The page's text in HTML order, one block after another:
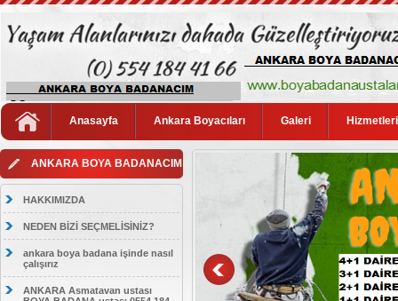
Anasayfa Ankara Boyacıları Galeri
ANKARA BOYA BADANACIM
HAKKIMIZDA
NEDEN BİZİ SEÇMELİSİNİZ?
ankara boya badana işinde nasıl
çalışırız
ANKARA Asmatavan ustası